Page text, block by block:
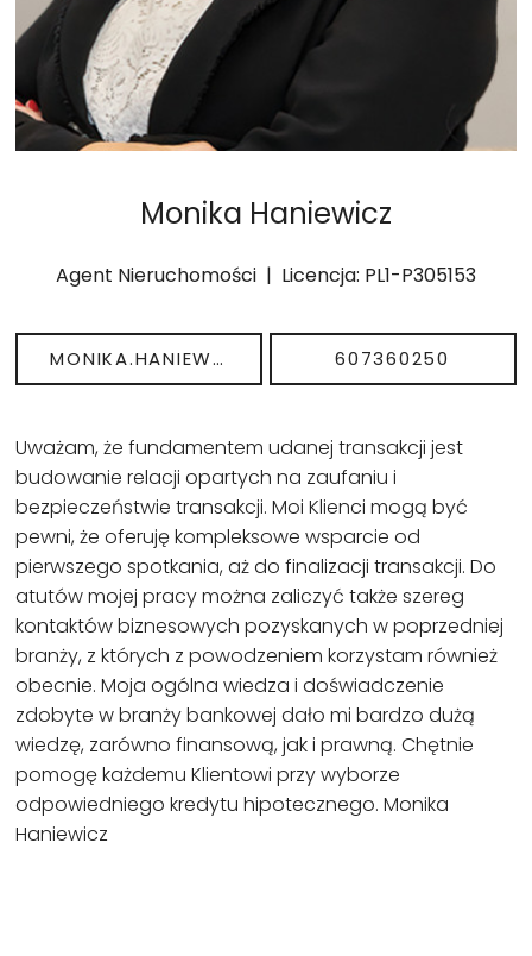
Monika Haniewicz
Agent Nieruchomości | Licencja: PL1-P305153
MONIKA.HANIEWICZ@REMAX-POLSKA.PL 607360250
Uważam, że fundamentem udanej transakcji jest
budowanie relacji opartych na zaufaniu i
bezpieczeństwie transakcji. Moi Klienci mogą być
pewni, że oferuję kompleksowe wsparcie od
pierwszego spotkania, aż do finalizacji transakcji. Do
atutów mojej pracy można zaliczyć także szereg
kontaktów biznesowych pozyskanych w poprzedniej
branży, z których z powodzeniem korzystam również
obecnie. Moja ogólna wiedza i doświadczenie
zdobyte w branży bankowej dało mi bardzo dużą
wiedzę, zarówno finansową, jak i prawną. Chętnie
pomogę każdemu Klientowi przy wyborze
odpowiedniego kredytu hipotecznego. Monika
Haniewicz